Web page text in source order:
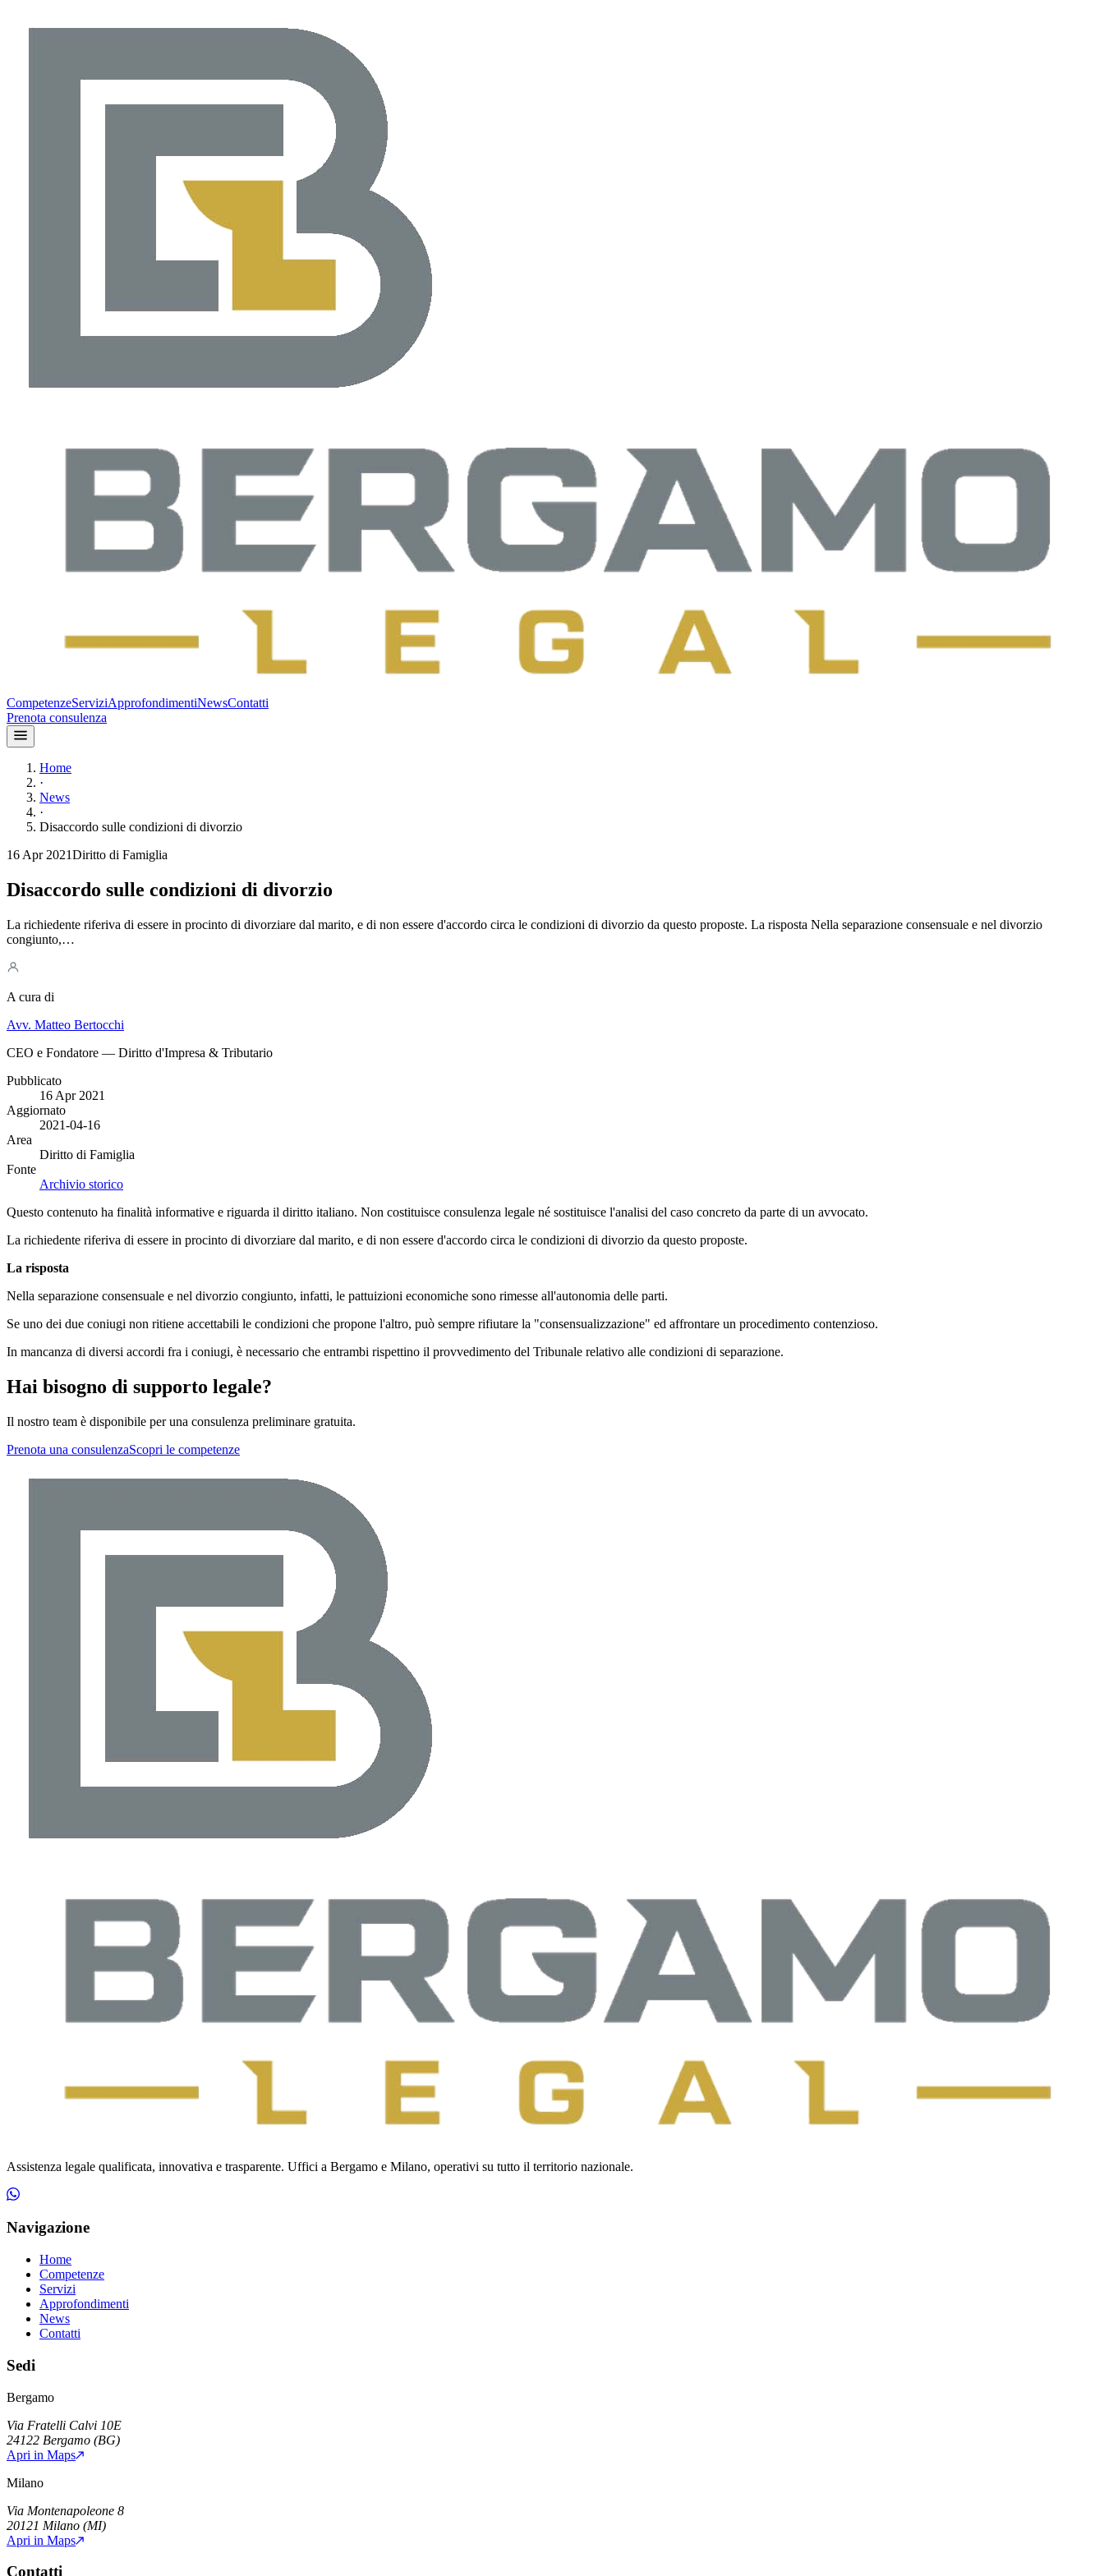
CompetenzeServiziApprofondimentiNewsContatti
Prenota consulenza
Home
·
News
·
Disaccordo sulle condizioni di divorzio
16 Apr 2021Diritto di Famiglia
Disaccordo sulle condizioni di divorzio
La richiedente riferiva di essere in procinto di divorziare dal marito, e di non essere d'accordo circa le condizioni di divorzio da questo proposte. La risposta Nella separazione consensuale e nel divorzio
congiunto,…
A cura di
Avv. Matteo Bertocchi
CEO e Fondatore — Diritto d'Impresa & Tributario
Pubblicato
16 Apr 2021
Aggiornato
2021-04-16
Area
Diritto di Famiglia
Fonte
Archivio storico
Questo contenuto ha finalità informative e riguarda il diritto italiano. Non costituisce consulenza legale né sostituisce l'analisi del caso concreto da parte di un avvocato.
La richiedente riferiva di essere in procinto di divorziare dal marito, e di non essere d'accordo circa le condizioni di divorzio da questo proposte.
La risposta
Nella separazione consensuale e nel divorzio congiunto, infatti, le pattuizioni economiche sono rimesse all'autonomia delle parti.
Se uno dei due coniugi non ritiene accettabili le condizioni che propone l'altro, può sempre rifiutare la "consensualizzazione" ed affrontare un procedimento contenzioso.
In mancanza di diversi accordi fra i coniugi, è necessario che entrambi rispettino il provvedimento del Tribunale relativo alle condizioni di separazione.
Hai bisogno di supporto legale?
Il nostro team è disponibile per una consulenza preliminare gratuita.
Prenota una consulenzaScopri le competenze
Assistenza legale qualificata, innovativa e trasparente. Uffici a Bergamo e Milano, operativi su tutto il territorio nazionale.
Navigazione
Home
Competenze
Servizi
Approfondimenti
News
Contatti
Sedi
Bergamo
Via Fratelli Calvi 10E
24122 Bergamo (BG)
Apri in Maps
Milano
Via Montenapoleone 8
20121 Milano (MI)
Apri in Maps
Contatti